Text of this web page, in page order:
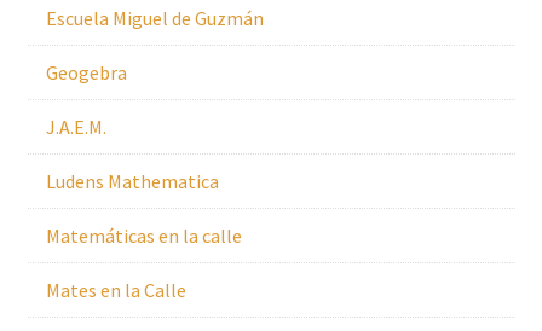
Escuela Miguel de Guzmán
Geogebra
J.A.E.M.
Ludens Mathematica
Matemáticas en la calle
Mates en la Calle